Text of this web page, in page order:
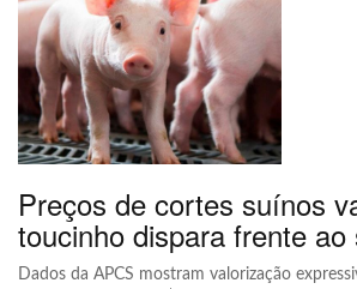
Preços de cortes suínos
toucinho dispara frente
Dados da APCS mostram valorização